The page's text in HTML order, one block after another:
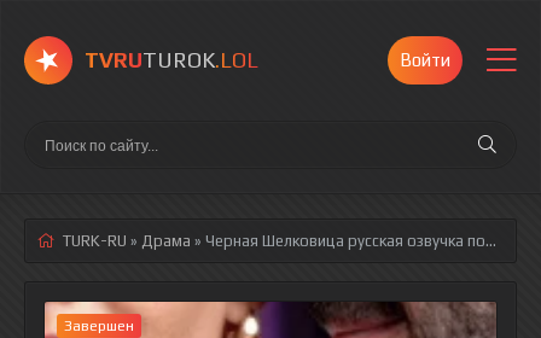
TVRUTUROK.LOL Войти
TURK-RU » Драма » Черная Шелковица русская озвучка полностью смотреть онлайн!
Завершен